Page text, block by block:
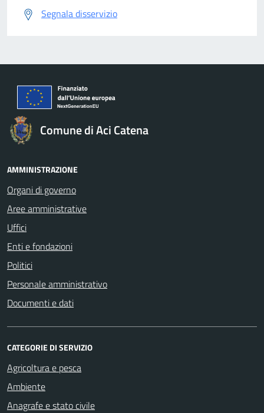
Segnala disservizio
Comune di Aci Catena
AMMINISTRAZIONE
Organi di governo
Aree amministrative
Uffici
Enti e fondazioni
Politici
Personale amministrativo
Documenti e dati
CATEGORIE DI SERVIZIO
Agricoltura e pesca
Ambiente
Anagrafe e stato civile